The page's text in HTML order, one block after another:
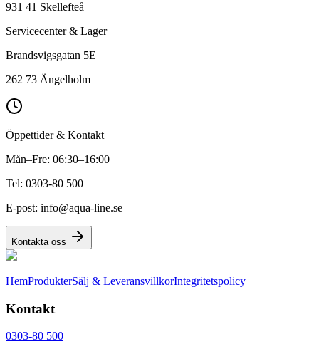
931 41 Skellefteå
Servicecenter & Lager
Brandsvigsgatan 5E
262 73 Ängelholm
Öppettider & Kontakt
Mån–Fre: 06:30–16:00
Tel: 0303-80 500
E-post: info@aqua-line.se
Kontakta oss
HemProdukterSälj & LeveransvillkorIntegritetspolicy
Kontakt
0303-80 500